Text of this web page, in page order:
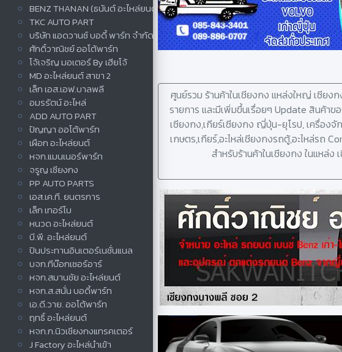
BENZ THANAN (ธนันต์ อะไหล่ยนต์)
TKC AUTO PART
บริษัท แอดวานซ์ บอดี้ พาร์ท จำกัด
ศักดิ์วาณิชย์ ออโต้พาร์ท
โจ้เจริญ มอเตอร์ By เฮียโจ้
MD อะไหล่ยนต์ สาขา 2
เล็ก เอส.เอฟ.บาลพลี
อมรรัตน์ อะไหล่
ADD AUTO PART
ปัญญา ออโต้พาร์ท
เผือก อะไหล่ยนต์
หจก.แมนเนอร์พาร์ท
จรูญ เซียงกง
PP AUTO PARTS
เอส.เค.ที. ยนตรการ
เล็ก เทอร์โบ
หนวด อะไหล่ยนต์
บี.พี. อะไหล่ยนต์
ปินประทานอินเตอร์เนชั่นแนล
บจก.ทีบ๊อกเซอร์อาร์
หจก.สมานชัย อะไหล่ยนต์
หจก.ส.สนั่น บอดี้พาร์ท
เอ.ดี.วาย. ออโต้พาร์ท
ฤทธิ์ อะไหล่ยนต์
หจก.ก.นิวเชียงกงแทรคเตอร์
J Factory อะไหล่นำเข้า
ศูนย์รวม ร้านค้าในเชียงกง แหล่งใหญ่ เซียง
รายการ และมีเพิ่มขึ้นเรื่อยๆ Update สินค้า
เซียงกง,เกียร์เซียงกง ญี่ปุ่น-ยุโรป, เครื่องจั
เกษตร,เกียร์,อะไหล่เชียงกงรถตู้,อะไหล่รถ
สำหรับร้านค้าในเชียงกง ในแหล่